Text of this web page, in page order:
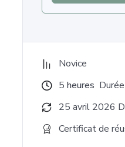
Novice
5 heures Durée
25 avril 2026
Certificat de